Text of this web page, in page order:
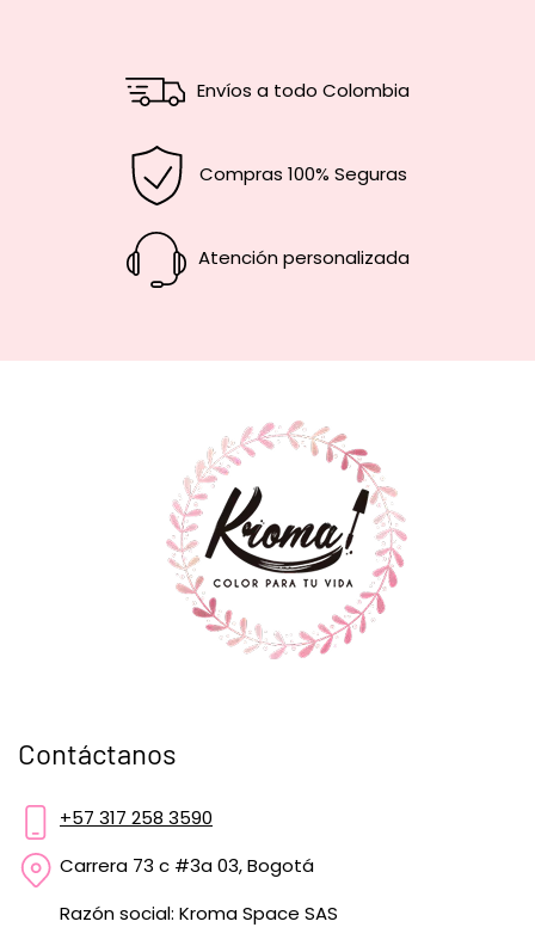
Envíos a todo Colombia
Compras 100% Seguras
Atención personalizada
Contáctanos
+57 317 258 3590
Carrera 73 c #3a 03, Bogotá
Razón social: Kroma Space SAS